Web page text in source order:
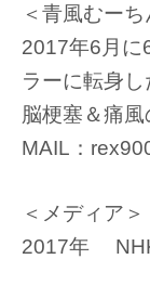
＜青風むーち
2017年6月に
ラーに転身し
脳梗塞＆痛風
MAIL：
＜メディア＞
2017年 NHK